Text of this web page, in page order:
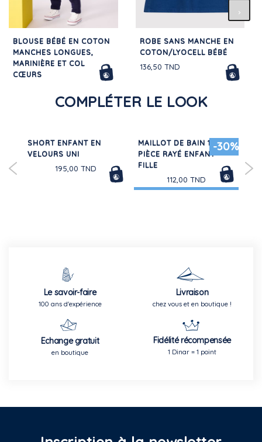
BLOUSE BÉBÉ EN COTON
MANCHES LONGUES,
MARINIÈRE ET COL
CŒURS
ROBE SANS MANCHE EN
COTON/LYOCELL BÉBÉ
136,50 TND
COMPLÉTER LE LOOK
SHORT ENFANT EN
VELOURS UNI
195,00 TND
-30%
MAILLOT DE BAIN 1
PIÈCE RAYÉ ENFANT
FILLE
112,00 TND
EN
Le savoir-faire
100 ans d'expérience
Livraison
chez vous et en boutique !
Echange gratuit
en boutique
Fidélité récompensée
1 Dinar = 1 point